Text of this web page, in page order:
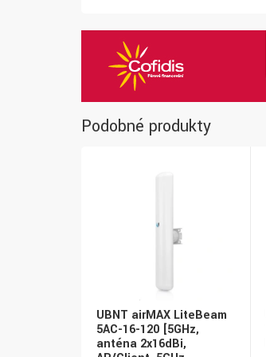
Podobné produkty
UBNT airMAX LiteBeam
5AC-16-120 [5GHz,
anténa 2x16dBi,